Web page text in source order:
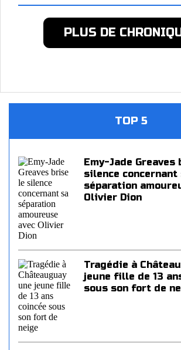
PLUS DE
TOP 5
Emy-Jade Greaves
silence concernant
séparation
Olivier Dion
Tragédie à
jeune fille de 13
sous son fort de